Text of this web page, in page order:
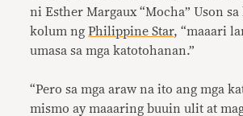
ni Esther Margaux “Mocha” Uson sa
kolum ngPhilippine Star, “maaari
umasa sa mga katotohanan.”
“Pero sa mga araw na ito ang mga
mismo ay maaaring buuin ulit at